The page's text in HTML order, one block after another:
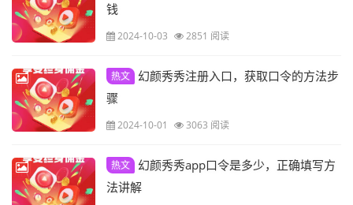
钱
2024-10-03 2851 阅读
热文
幻颜秀秀注册入口，获取口令的方法步
骤
2024-10-01 3063 阅读
热文
幻颜秀秀app口令是多少，正确填写方
法讲解